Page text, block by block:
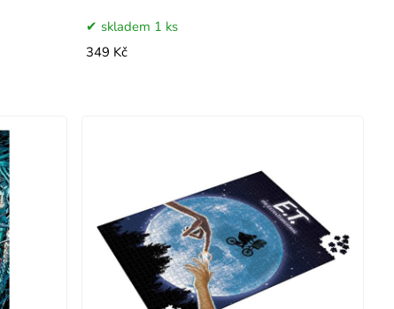
skladem 1 ks
349 Kč